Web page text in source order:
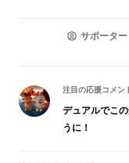
サポーター
注目の応援コメン
デュアルでこ
うに！